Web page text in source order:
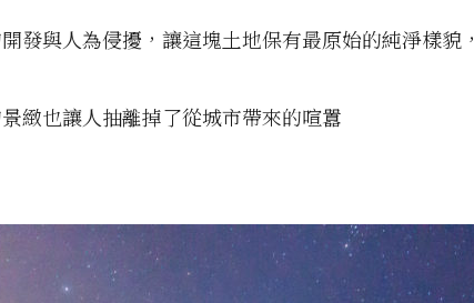
發與人為侵擾，讓這塊土地保有最原始的純淨樣貌，
緻也讓人抽離掉了從城市帶來的喧囂